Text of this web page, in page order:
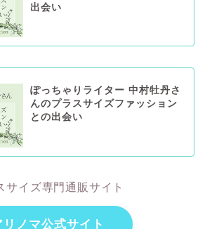
出会い
ぽっちゃりライター 中村牡丹さ
んのプラスサイズファッション
との出会い
サイズ専門通販サイト
リノマ公式サイト